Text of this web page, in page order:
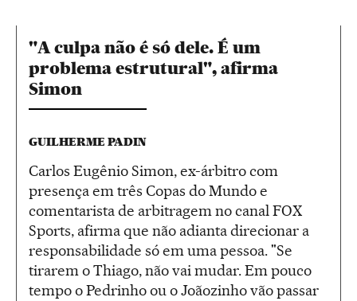
"A culpa não é só dele. É um
problema estrutural", afirma
Simon
GUILHERME PADIN
Carlos Eugênio Simon, ex-árbitro com
presença em três Copas do Mundo e
comentarista de arbitragem no canal FOX
Sports, afirma que não adianta direcionar a
responsabilidade só em uma pessoa. "Se
tirarem o Thiago, não vai mudar. Em pouco
tempo o Pedrinho ou o Joãozinho vão passar